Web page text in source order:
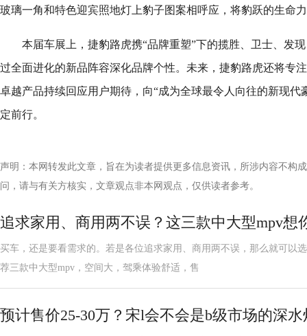
玻璃一角和特色迎宾照地灯上豹子图案相呼应，将豹跃的生命
本届车展上，捷豹路虎携“品牌重塑”下的揽胜、卫士、发
过全面进化的新品阵容深化品牌个性。未来，捷豹路虎还将专
卓越产品持续回应用户期待，向“成为全球最令人向往的新现代
定前行。
声明：本网转发此文章，旨在为读者提供更多信息资讯，所涉内容不构
问，请与有关方核实，文章观点非本网观点，仅供读者参考。
追求家用、商用两不误？这三款中大型mpv想
买车，还是要看需求的。若是各位追求家用、商用两不误，那么就可以
荐三款中大型mpv，空间大，驾乘体验舒适，售
预计售价25-30万？宋l会不会是b级市场的深